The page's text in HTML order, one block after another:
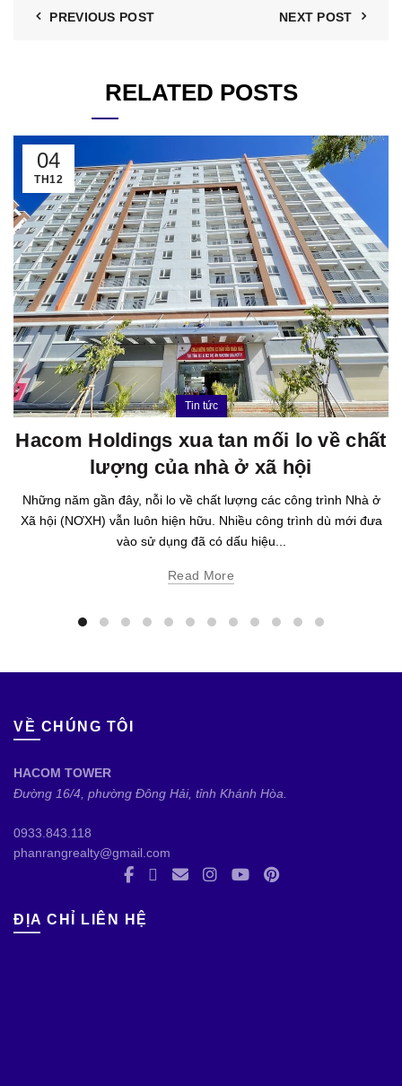
PREVIOUS POST NEXT POST
RELATED POSTS
04
TH12
Tin tức
Hacom Holdings xua tan mối lo về chất
lượng của nhà ở xã hội
Những năm gần đây, nỗi lo về chất lượng các công trình Nhà ở
Xã hội (NƠXH) vẫn luôn hiện hữu. Nhiều công trình dù mới đưa
vào sử dụng đã có dấu hiệu...
Read More
VỀ CHÚNG TÔI
HACOM TOWER
Đường 16/4, phường Đông Hải, tỉnh Khánh Hòa.
0933.843.118
phanrangrealty@gmail.com
ĐỊA CHỈ LIÊN HỆ